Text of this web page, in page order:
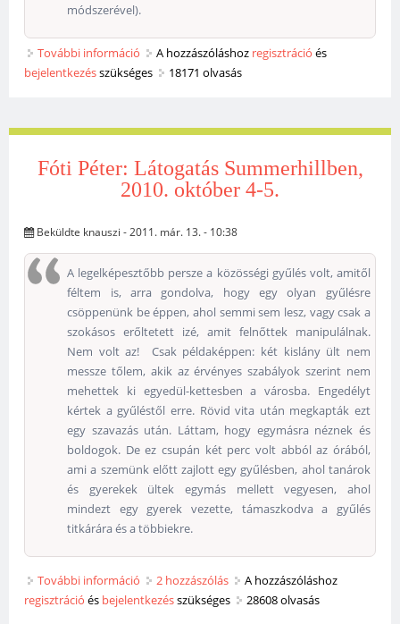
módszerével).
További információ Muri Emese: Kompetenciafejlesztés a
vitamódszer segítségével tartalommal
A hozzászóláshoz regisztráció és
bejelentkezésszükséges 18171 olvasás
Fóti Péter: Látogatás Summerhillben,
2010. október 4-5.
Beküldte knauszi - 2011. már. 13. - 10:38
A legelképesztőbb persze a közösségi gyűlés volt, amitől
féltem is, arra gondolva, hogy egy olyan gyűlésre
csöppenünk be éppen, ahol semmi sem lesz, vagy csak a
szokásos erőltetett izé, amit felnőttek manipulálnak.
Nem volt az! Csak példaképpen: két kislány ült nem
messze tőlem, akik az érvényes szabályok szerint nem
mehettek ki egyedül-kettesben a városba. Engedélyt
kértek a gyűléstől erre. Rövid vita után megkapták ezt
egy szavazás után. Láttam, hogy egymásra néznek és
boldogok. De ez csupán két perc volt abból az órából,
ami a szemünk előtt zajlott egy gyűlésben, ahol tanárok
és gyerekek ültek egymás mellett vegyesen, ahol
mindezt egy gyerek vezette, támaszkodva a gyűlés
titkárára és a többiekre.
További információ Fóti Péter: Látogatás Summerhillben, 2010.
október 4-5. tartalommal kapcsolatosan
2 hozzászólás
A hozzászóláshoz
regisztráció és bejelentkezésszükséges 28608 olvasás